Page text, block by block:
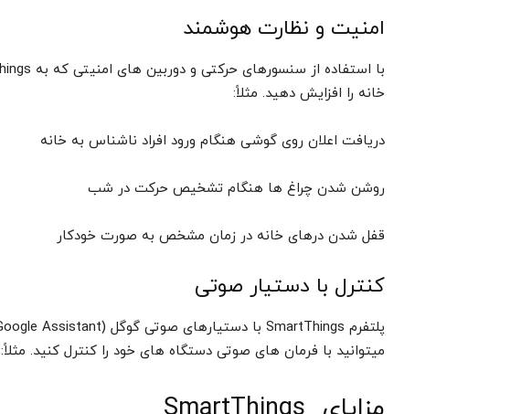
امنیت و نظارت هوشمند
خانه را افزایش دهید. مثلاً:
دریافت اعلان روی گوشی هنگام ورود افراد ناشناس به خانه
روشن شدن چراغ ها هنگام تشخیص حرکت در شب
قفل شدن درهای خانه در زمان مشخص به صورت خودکار
کنترل با دستیار صوتی
میتوانید با فرمان های صوتی دستگاه های خود را کنترل کنید. مثلاً: